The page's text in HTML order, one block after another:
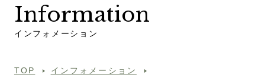
Information
イ ンフ ォ メ ーシ ョ ン
TOP
インフォメーション